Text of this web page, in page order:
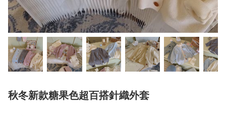
秋冬新款糖果色超百搭針織外套